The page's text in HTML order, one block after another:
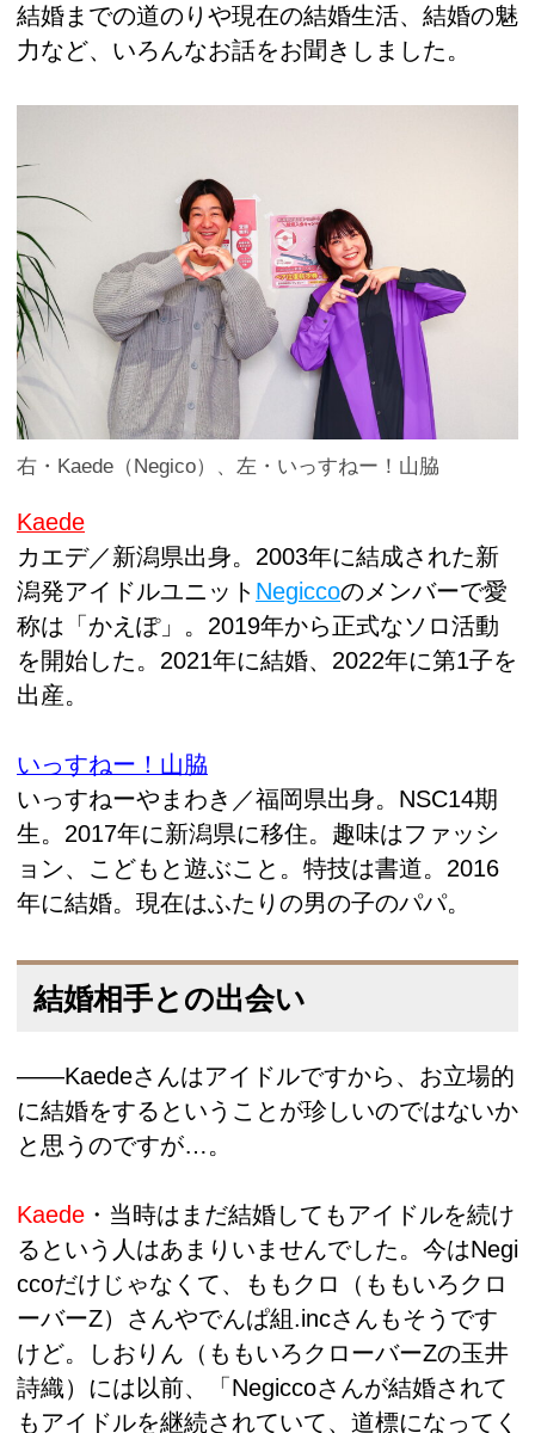
結婚までの道のりや現在の結婚生活、結婚の魅
力など、いろんなお話をお聞きしました。
右・Kaede（Negico）、左・いっすねー！山脇
Kaede
カエデ／新潟県出身。2003年に結成された新
潟発アイドルユニット Negiccoのメンバーで愛
称は「かえぽ」。2019年から正式なソロ活動
を開始した。2021年に結婚、2022年に第1子を
出産。
いっすねー！山脇
いっすねーやまわき／福岡県出身。NSC14期
生。2017年に新潟県に移住。趣味はファッシ
ョン、こどもと遊ぶこと。特技は書道。2016
年に結婚。現在はふたりの男の子のパパ。
結婚相手との出会い
――Kaedeさんはアイドルですから、お立場的
に結婚をするということが珍しいのではないか
と思うのですが…。
Kaede ・当時はまだ結婚してもアイドルを続け
るという人はあまりいませんでした。今はNegi
ccoだけじゃなくて、ももクロ（ももいろクロ
ーバーZ）さんやでんぱ組.incさんもそうです
けど。しおりん（ももいろクローバーZの玉井
詩織）には以前、「Negiccoさんが結婚されて
もアイドルを継続されていて、道標になってく